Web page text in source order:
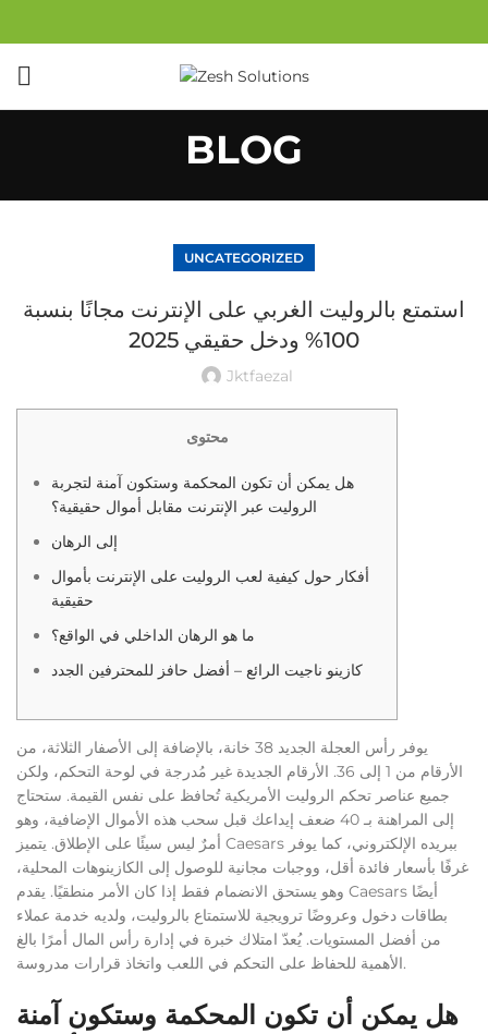
BLOG
UNCATEGORIZED
استمتع بالروليت الغربي على الإنترنت مجانًا بنسبة
100% ودخل حقيقي 2025
Jktfaezal
محتوى
هل يمكن أن تكون المحكمة وستكون آمنة لتجربة
الروليت عبر الإنترنت مقابل أموال حقيقية؟
إلى الرهان
أفكار حول كيفية لعب الروليت على الإنترنت بأموال
حقيقية
ما هو الرهان الداخلي في الواقع؟
كازينو ناجيت الرائع – أفضل حافز للمحترفين الجدد
يوفر رأس العجلة الجديد 38 خانة، بالإضافة إلى الأصفار الثلاثة، من
الأرقام من 1 إلى 36. الأرقام الجديدة غير مُدرجة في لوحة التحكم، ولكن
جميع عناصر تحكم الروليت الأمريكية تُحافظ على نفس القيمة. ستحتاج
إلى المراهنة بـ 40 ضعف إيداعك قبل سحب هذه الأموال الإضافية، وهو
أمرٌ ليس سيئًا على الإطلاق. يتميز Caesars ببريده الإلكتروني، كما يوفر
غرفًا بأسعار فائدة أقل، ووجبات مجانية للوصول إلى الكازينوهات المحلية،
وهو يستحق الانضمام فقط إذا كان الأمر منطقيًا. يقدم Caesars أيضًا
بطاقات دخول وعروضًا ترويجية للاستمتاع بالروليت، ولديه خدمة عملاء
من أفضل المستويات. يُعدّ امتلاك خبرة في إدارة رأس المال أمرًا بالغ
الأهمية للحفاظ على التحكم في اللعب واتخاذ قرارات مدروسة.
هل يمكن أن تكون المحكمة وستكون آمنة